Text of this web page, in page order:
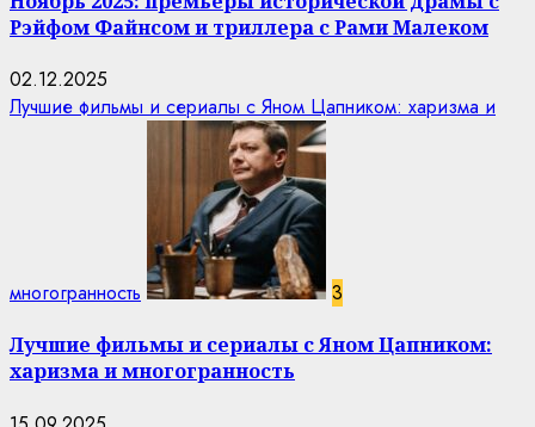
Рэйфом Файнсом и триллера с Рами Малеком
02.12.2025
Лучшие фильмы и сериалы с Яном Цапником: харизма и
многогранность 3
Лучшие фильмы и сериалы с Яном Цапником:
харизма и многогранность